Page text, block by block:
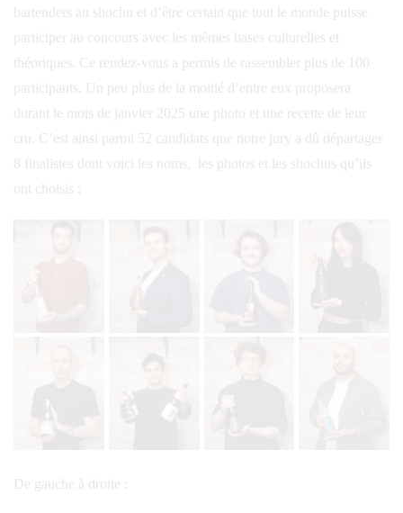
bartenders au shochu et d’être certain que tout le monde puisse
participer au concours avec les mêmes bases culturelles et
théoriques. Ce rendez-vous a permis de rassembler plus de 100
participants. Un peu plus de la moitié d’entre eux proposera
durant le mois de janvier 2025 une photo et une recette de leur
cru. C’est ainsi parmi 52 candidats que notre jury a dû départager
8 finalistes dont voici les noms, les photos et les shochus qu’ils
ont choisis :
De gauche à droite :